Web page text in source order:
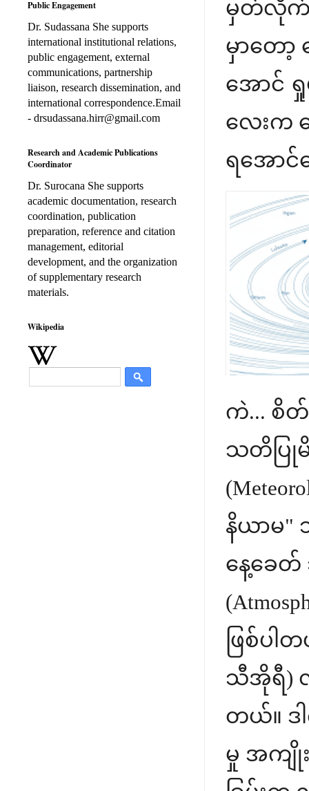
မှတ်လိုက်
မှာတော့
အောင်
လေးက
ရအောင်
ကဲ... စိ
သတိပြုမိ
နိယာမ"
နေ့ခေတ်
ဖြစ်ပါ
သီအိုရီ) လို့
တယ်။ ဒ
မှု အကျို
Public Engagement
Dr. Sudassana She supports
international institutional relations,
public engagement, external
communications, partnership
liaison, research dissemination, and
international correspondence.Email
- drsudassana.hirr@gmail.com
Research and Academic Publications
Coordinator
Dr. Surocana She supports
academic documentation, research
coordination, publication
preparation, reference and citation
management, editorial
development, and the organization
of supplementary research
materials.
Wikipedia